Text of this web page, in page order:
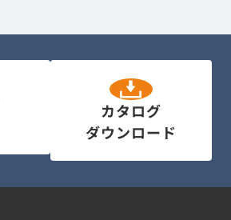
カタログ
ダウンロード